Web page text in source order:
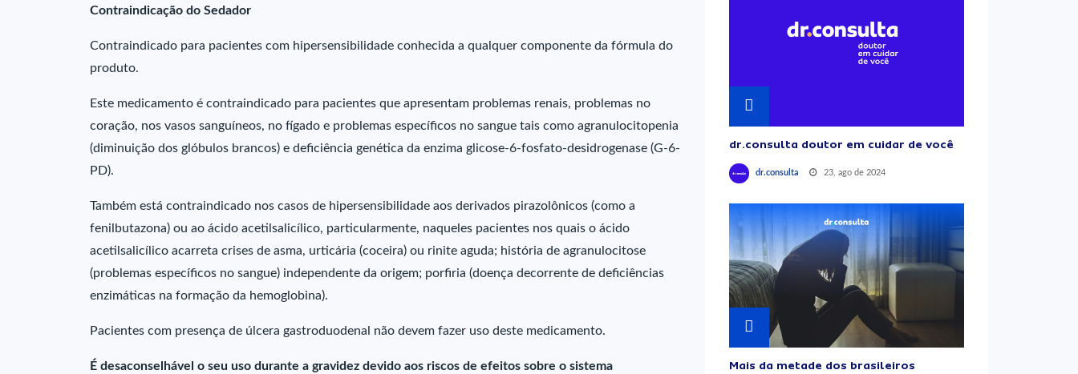
Contraindicação do Sedador
Contraindicado para pacientes com hipersensibilidade conhecida a qualquer componente da fórmula do
produto.
Este medicamento é contraindicado para pacientes que apresentam problemas renais, problemas no
coração, nos vasos sanguíneos, no fígado e problemas específicos no sangue tais como agranulocitopenia
(diminuição dos glóbulos brancos) e deficiência genética da enzima glicose-6-fosfato-desidrogenase (G-6-
PD).
Também está contraindicado nos casos de hipersensibilidade aos derivados pirazolônicos (como a
fenilbutazona) ou ao ácido acetilsalicílico, particularmente, naqueles pacientes nos quais o ácido
acetilsalicílico acarreta crises de asma, urticária (coceira) ou rinite aguda; história de agranulocitose
(problemas específicos no sangue) independente da origem; porfiria (doença decorrente de deficiências
enzimáticas na formação da hemoglobina).
Pacientes com presença de úlcera gastroduodenal não devem fazer uso deste medicamento.
É desaconselhável o seu uso durante a gravidez devido aos riscos de efeitos sobre o sistema
dr.consulta doutor em cuidar de você
dr.consulta 23, ago de 2024
Mais da metade dos brasileiros